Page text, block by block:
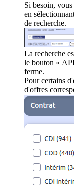
Si besoin,
en
de recherche.
La recherche
le bouton «
ferme.
Pour certains
d'offres